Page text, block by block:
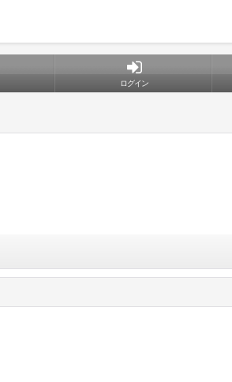
ログイン